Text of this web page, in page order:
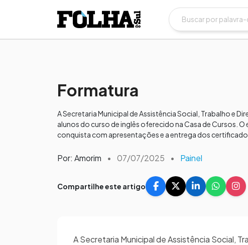
Formatura
A Secretaria Municipal de Assistência Social, Trabalho e
alunos do curso de inglês oferecido na Casa de Cursos.
conquista com apresentações e a entrega dos
Por: Amorim • 07/07/2025 • Painel
Compartilhe este artigo
A Secretaria Municipal de Assistência Social,